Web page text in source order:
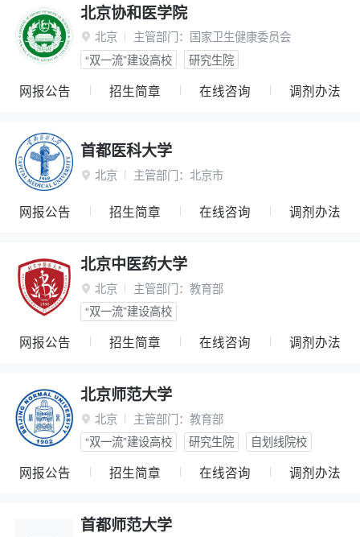
北京协和医学院
 北京 主管部门： 国家卫生健康委员会
“双一流”建设高校
研究生院
网报公告 招生简章 在线咨询 调剂办法
首都医科大学
 北京 主管部门： 北京市
网报公告 招生简章 在线咨询 调剂办法
北京中医药大学
 北京 主管部门： 教育部
“双一流”建设高校
网报公告 招生简章 在线咨询 调剂办法
北京师范大学
 北京 主管部门： 教育部
“双一流”建设高校
研究生院 自划线院校
网报公告 招生简章 在线咨询 调剂办法
首都师范大学